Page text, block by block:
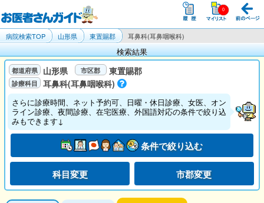
病院検索TOP 山形県 東置賜郡 耳鼻科(耳鼻咽喉科)
検索結果
山形県
東置賜郡
耳鼻科(耳鼻咽喉科)
さらに診療時間、ネット予約可、日曜・休日診療、女医、オン
ライン診療、夜間診療、在宅医療、外国語対応の条件で絞り込
みもできます↓
条件で絞り込む
科目変更 市郡変更